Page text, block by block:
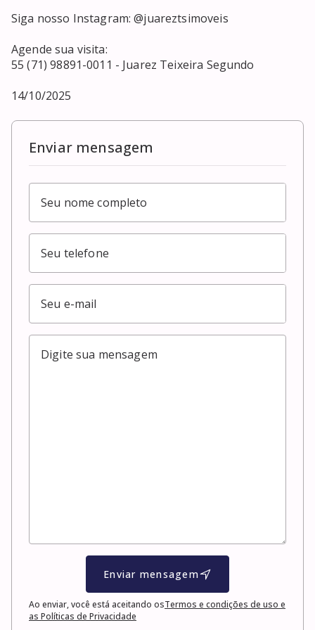
Siga nosso Instagram: @juareztsimoveis
Agende sua visita:
55 (71) 98891-0011 - Juarez Teixeira Segundo
14/10/2025
Enviar mensagem
Enviar mensagem
Ao enviar, você está aceitando osTermos e condições de uso e
as Políticas de Privacidade